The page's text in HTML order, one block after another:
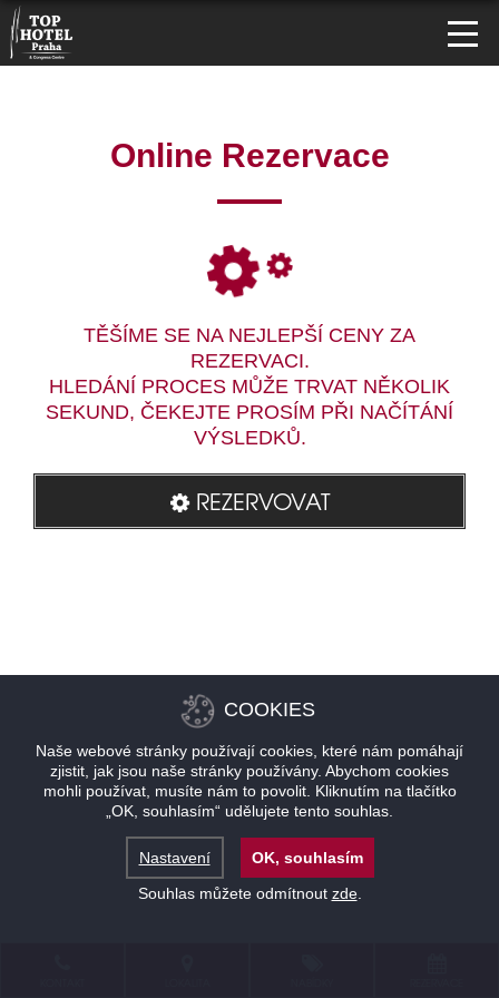
Online Rezervace
TĚŠÍME SE NA NEJLEPŠÍ CENY ZA
REZERVACI.
HLEDÁNÍ PROCES MŮŽE TRVAT NĚKOLIK
SEKUND, ČEKEJTE PROSÍM PŘI NAČÍTÁNÍ
VÝSLEDKŮ.
REZERVOVAT
COOKIES
Naše webové stránky používají cookies, které nám pomáhají
zjistit, jak jsou naše stránky používány. Abychom cookies
mohli používat, musíte nám to povolit. Kliknutím na tlačítko
„OK, souhlasím“ udělujete tento souhlas.
Nastavení
OK, souhlasím
Souhlas můžete odmítnout zde.